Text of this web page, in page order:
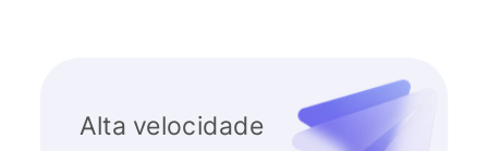
Alta velocidade